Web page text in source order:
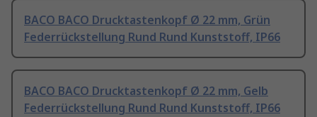
BACO BACO Drucktastenkopf Ø 22 mm, Grün
Federrückstellung Rund Rund Kunststoff, IP66
BACO BACO Drucktastenkopf Ø 22 mm, Gelb
Federrückstellung Rund Rund Kunststoff, IP66